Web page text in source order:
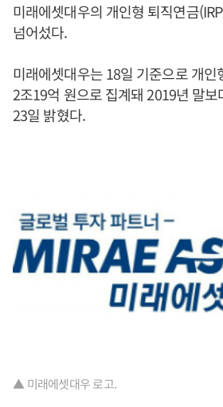
미래에셋대우의 개인형 퇴직연금
넘어섰다.
미래에셋대우는 18일 기준으로 개인
2조19억 원으로 집계돼 2019년 말
23일 밝혔다.
▲ 미래에셋대우 로고.